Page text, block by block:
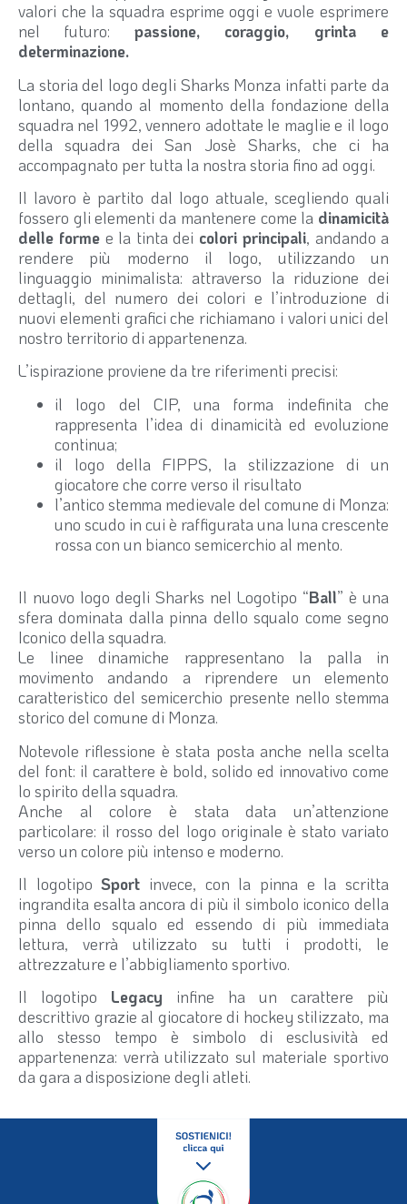
valori che la squadra esprime oggi e vuole esprimere
nel futuro: passione, coraggio, grinta e
determinazione.
La storia del logo degli Sharks Monza infatti parte da
lontano, quando al momento della fondazione della
squadra nel 1992, vennero adottate le maglie e il logo
della squadra dei San Josè Sharks, che ci ha
accompagnato per tutta la nostra storia fino ad oggi.
Il lavoro è partito dal logo attuale, scegliendo quali
fossero gli elementi da mantenere come la dinamicità
delle forme e la tinta dei colori principali, andando a
rendere più moderno il logo, utilizzando un
linguaggio minimalista: attraverso la riduzione dei
dettagli, del numero dei colori e l’introduzione di
nuovi elementi grafici che richiamano i valori unici del
nostro territorio di appartenenza.
L’ispirazione proviene da tre riferimenti precisi:
il logo del CIP, una forma indefinita che
rappresenta l’idea di dinamicità ed evoluzione
continua;
il logo della FIPPS, la stilizzazione di un
giocatore che corre verso il risultato
l’antico stemma medievale del comune di Monza:
uno scudo in cui è raffigurata una luna crescente
rossa con un bianco semicerchio al mento.
Il nuovo logo degli Sharks nel Logotipo “Ball” è una
sfera dominata dalla pinna dello squalo come segno
Iconico della squadra.
Le linee dinamiche rappresentano la palla in
movimento andando a riprendere un elemento
caratteristico del semicerchio presente nello stemma
storico del comune di Monza.
Notevole riflessione è stata posta anche nella scelta
del font: il carattere è bold, solido ed innovativo come
lo spirito della squadra.
Anche al colore è stata data un’attenzione
particolare: il rosso del logo originale è stato variato
verso un colore più intenso e moderno.
Il logotipoSport invece, con la pinna e la scritta
ingrandita esalta ancora di più il simbolo iconico della
pinna dello squalo ed essendo di più immediata
lettura, verrà utilizzato su tutti i prodotti, le
attrezzature e l’abbigliamento sportivo.
Il logotipo Legacy infine ha un carattere più
descrittivo grazie al giocatore di hockey stilizzato, ma
allo stesso tempo è simbolo di esclusività ed
appartenenza: verrà utilizzato sul materiale sportivo
da gara a disposizione degli atleti.